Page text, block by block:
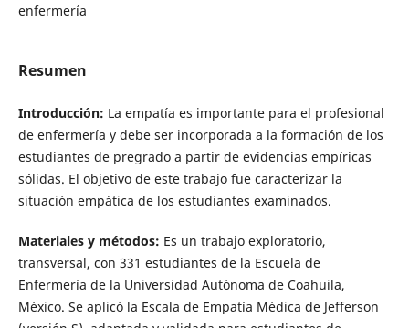
enfermería
Resumen
Introducción: La empatía es importante para el profesional
de enfermería y debe ser incorporada a la formación de los
estudiantes de pregrado a partir de evidencias empíricas
sólidas. El objetivo de este trabajo fue caracterizar la
situación empática de los estudiantes examinados.
Materiales y métodos: Es un trabajo exploratorio,
transversal, con 331 estudiantes de la Escuela de
Enfermería de la Universidad Autónoma de Coahuila,
México. Se aplicó la Escala de Empatía Médica de Jefferson